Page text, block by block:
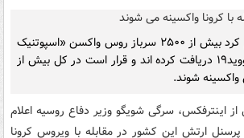
وزیر دفاع روسیه اعلام کرد بیش از ۲۵۰۰ سرباز روس واکسن «اسپوتنیک
۵» را برای مقابله با کووید۱۹ دریافت کرده اند و قرار است در کل بیش از
از اینترفکس، سرگی شویگو وزیر دفاع روسیه اعلام
از ۴۰۰ هزار پرسنل ارتش این کشور در مقابله با ویروس کرونا